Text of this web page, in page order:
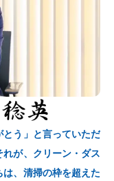
う」と言っていただ
が、クリーン・ダス
は、清掃の枠を超えた